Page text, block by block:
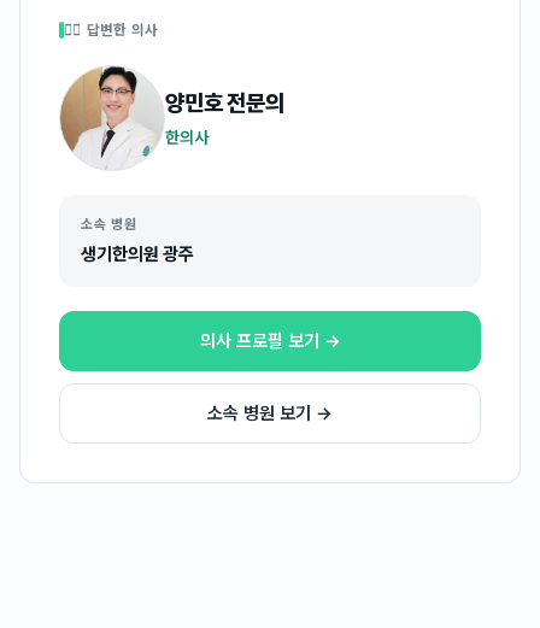
👩‍⚕️ 답변한 의사
양민호전문의
한의사
소속 병원
생기한의원 광주
의사 프로필 보기 →
소속 병원 보기 →